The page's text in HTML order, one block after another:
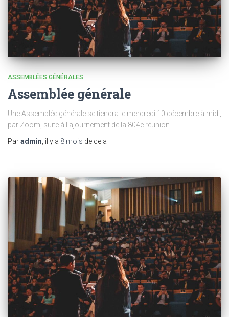
ASSEMBLÉES GÉNÉRALES
Assemblée générale
Une Assemblée générale se tiendra le mercredi 10 décembre à midi,
par Zoom, suite à l’ajournement de la 804e réunion.
Paradmin , il y a 8 mois de cela